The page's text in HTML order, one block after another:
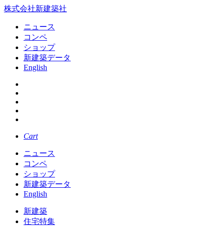
株式会社新建築社
ニュース
コンペ
ショップ
新建築データ
English
Cart
ニュース
コンペ
ショップ
新建築データ
English
新建築
住宅特集